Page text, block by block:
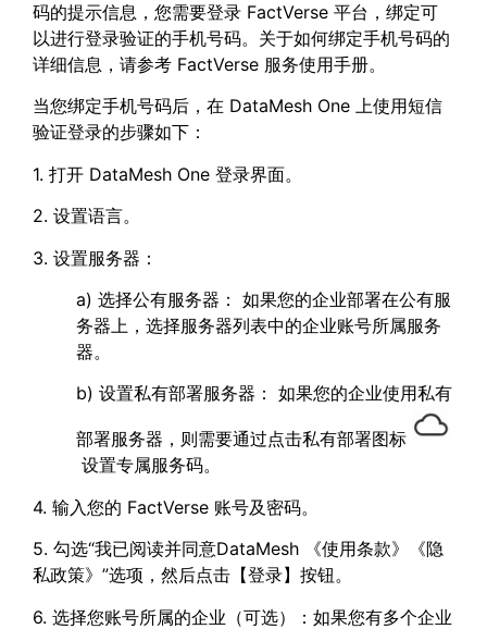
码的提示信息，您需要登录 FactVerse 平台，绑定可
以进行登录验证的手机号码。关于如何绑定手机号码的
详细信息，请参考 FactVerse 服务使用手册。
当您绑定手机号码后，在 DataMesh One 上使用短信
验证登录的步骤如下：
1. 打开 DataMesh One 登录界面。
2. 设置语言。
3. 设置服务器：
a) 选择公有服务器： 如果您的企业部署在公有服
务器上，选择服务器列表中的企业账号所属服务
器。
b) 设置私有部署服务器： 如果您的企业使用私有
部署服务器，则需要通过点击私有部署图标
设置专属服务码。
4. 输入您的 FactVerse 账号及密码。
5. 勾选“我已阅读并同意DataMesh 《使用条款》《隐
私政策》”选项，然后点击【登录】按钮。
6. 选择您账号所属的企业（可选）：如果您有多个企业